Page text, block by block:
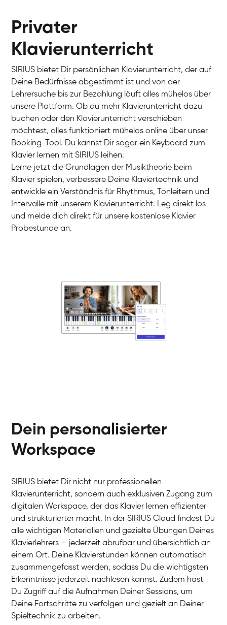
Charlotte
Klavier / Piano / Flügel
Klavier / Piano / Flügel
Klavier / Piano / Flügel
Klavier / Piano / Flügel
Klavier / Piano / Flügel
Hannes
Klavier / Piano / Flügel
Klavier / Piano / Flügel
Privater
Klavierunterricht
SIRIUS bietet Dir persönlichen Klavierunterricht, der auf
Deine Bedürfnisse abgestimmt ist und von der
Lehrersuche bis zur Bezahlung läuft alles mühelos über
unsere Plattform. Ob du mehr Klavierunterricht dazu
buchen oder den Klavierunterricht verschieben
möchtest, alles funktioniert mühelos online über unser
Booking-Tool. Du kannst Dir sogar ein Keyboard zum
Klavier lernen mit SIRIUS leihen.
Lerne jetzt die Grundlagen der Musiktheorie beim
Klavier spielen, verbessere Deine Klaviertechnik und
entwickle ein Verständnis für Rhythmus, Tonleitern und
Intervalle mit unserem Klavierunterricht. Leg direkt los
und melde dich direkt für unsere kostenlose Klavier
Probestunde an.
Dein personalisierter
Workspace
SIRIUS bietet Dir nicht nur professionellen
Klavierunterricht, sondern auch exklusiven Zugang zum
digitalen Workspace, der das Klavier lernen effizienter
und strukturierter macht. In der SIRIUS Cloud findest Du
alle wichtigen Materialien und gezielte Übungen Deines
Klavierlehrers – jederzeit abrufbar und übersichtlich an
einem Ort. Deine Klavierstunden können automatisch
zusammengefasst werden, sodass Du die wichtigsten
Erkenntnisse jederzeit nachlesen kannst. Zudem hast
Du Zugriff auf die Aufnahmen Deiner Sessions, um
Deine Fortschritte zu verfolgen und gezielt an Deiner
Spieltechnik zu arbeiten.